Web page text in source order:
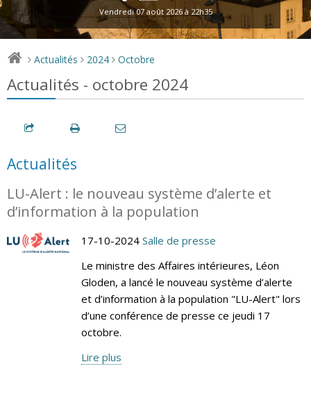
Vendredi 07 août 2026 à 22h35
> Actualités > 2024 > Octobre
Actualités - octobre 2024
Actualités
LU-Alert : le nouveau système d’alerte et
d’information à la population
17-10-2024 Salle de presse
Le ministre des Affaires intérieures, Léon
Gloden, a lancé le nouveau système d’alerte
et d’information à la population "LU-Alert" lors
d’une conférence de presse ce jeudi 17
octobre.
Lire plus